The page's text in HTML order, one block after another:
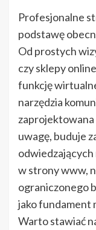
Profesjonalne
podstawę
Od prostych
czy sklepy
funkcję
narzędzia
uwagę, buduje
w strony www,
ograniczonego
jako fundament
Warto stawiać